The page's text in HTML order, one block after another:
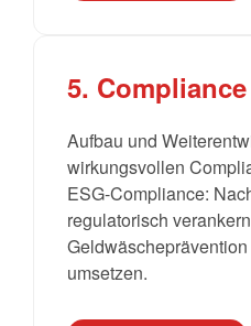
5.
Aufbau und
wirkungsvollen
ESG-Compliance:
regulatorisch
umsetzen.